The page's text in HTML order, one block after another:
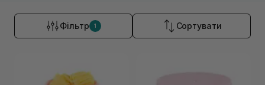
Фільтр 1 Сортувати